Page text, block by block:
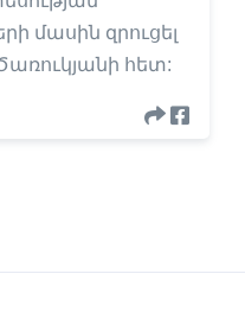
մասին զրուցել
հետ: